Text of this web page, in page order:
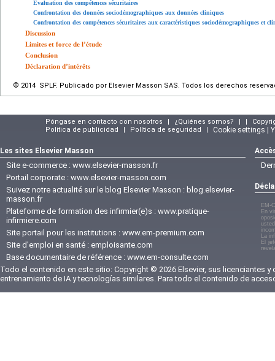
Évaluation des compétences sécuritaires
Confrontation des données sociodémographiques aux données cliniques
Confrontation des compétences sécuritaires aux caractéristiques sociodémographiques et
Discussion
Limites et force de l’étude
Conclusion
Déclaration d’intérêts
© 2014 SPLF. Publicado por Elsevier Masson SAS. Todos los derechos
Póngase en contacto con nosotros | ¿Quiénes somos? | |
Política de publicidad
| Política de seguridad | Cookie settings |
Les sites Elsevier Masson
Site e-commerce : www.elsevier-masson.fr
Portail corporate : www.elsevier-masson.com
Suivez notre actualité sur le blog Elsevier Masson : blog.elsevier-
masson.fr
Plateforme de formation des infirmier(e)s : www.pratique-
infirmiere.com
Site portail pour les institutions : www.em-premium.com
Site d'emploi en santé : emploisante.com
Base documentaire de référence : www.em-consulte.com
EM-
En
La
El
Todo el contenido en este sitio: Copyright © 2026 Elsevier, sus licenciantes
entrenamiento de IA y tecnologías similares. Para todo el contenido de